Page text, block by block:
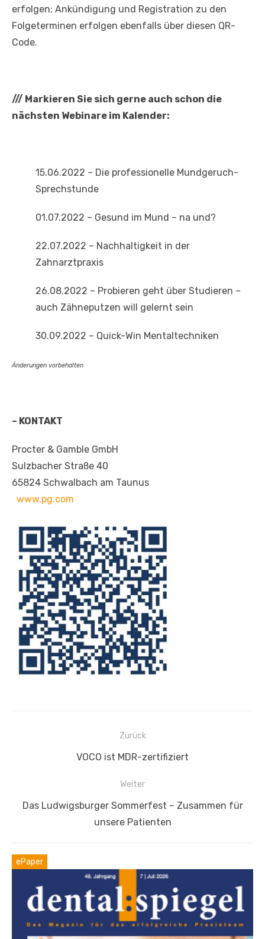
erfolgen; Ankündigung und Registration zu den
Folgeterminen erfolgen ebenfalls über diesen QR-
Code.
/// Markieren Sie sich gerne auch schon die
nächsten Webinare im Kalender:
15.06.2022 – Die professionelle Mundgeruch-
Sprechstunde
01.07.2022 – Gesund im Mund – na und?
22.07.2022 – Nachhaltigkeit in der
Zahnarztpraxis
26.08.2022 – Probieren geht über Studieren –
auch Zähneputzen will gelernt sein
30.09.2022 – Quick-Win Mentaltechniken
Änderungen vorbehalten
– KONTAKT
Procter & Gamble GmbH
Sulzbacher Straße 40
65824 Schwalbach am Taunus
www.pg.com
Beitragsnavigation
Zurück
Vorheriger
VOCO ist MDR-zertifiziert
Weiter
Nächster
Das Ludwigsburger Sommerfest – Zusammen für
unsere Patienten
ePaper